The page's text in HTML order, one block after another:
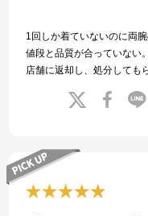
1回しか着ていないのに両
値段と品質が合っていない。
店舗に返却し、処分しても